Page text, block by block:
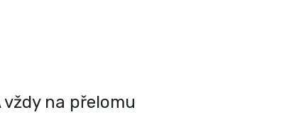
vždy na přelomu